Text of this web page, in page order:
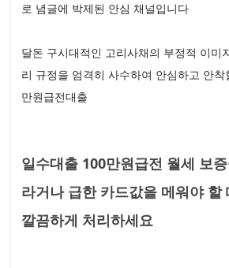
로 념글에 박제된 안심 채널입니다
달돈 구시대적인 고리사채의 부정적 이미
리 규정을 엄격히 사수하여 안심하고 안
만원급전대출
일수대출 100만원급전 월세 보
라거나 급한 카드값을 메워야 할
깔끔하게 처리하세요